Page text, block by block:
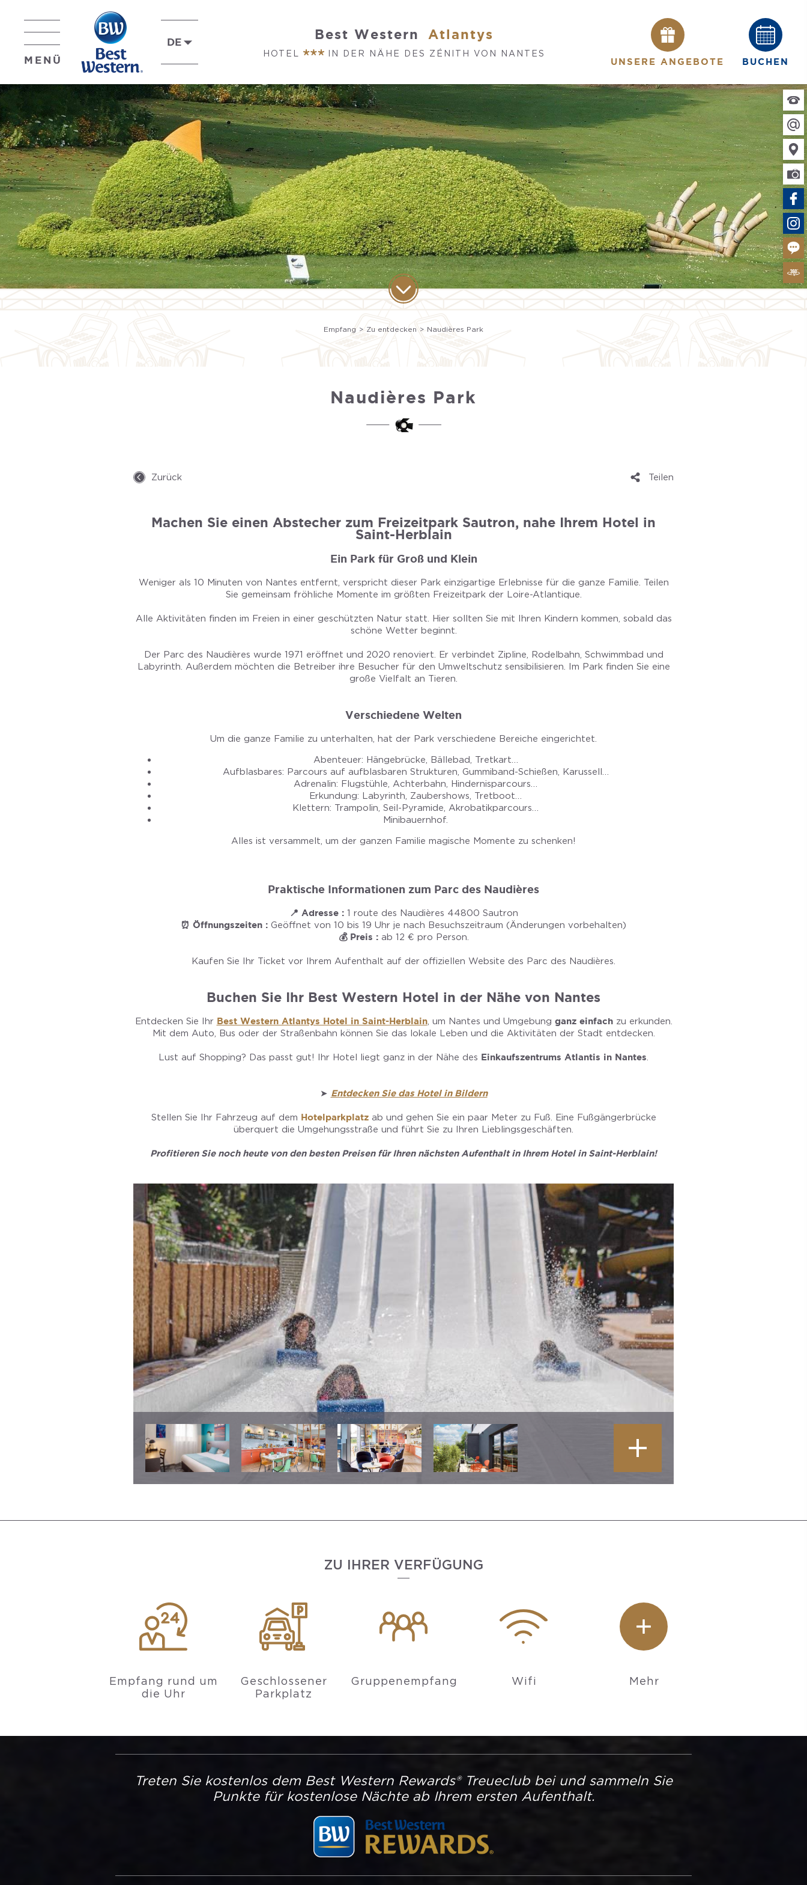
MENÜ
DE
Best Western Atlantys
HOTEL IN DER NÄHE DES ZÉNITH VON NANTES
UNSERE ANGEBOTE BUCHEN
Empfang Zu entdecken Naudières Park
Naudières Park
Zurück Teilen
Machen Sie einen Abstecher zum Freizeitpark Sautron, nahe Ihrem Hotel in
Saint-Herblain
Ein Park für Groß und Klein
Weniger als 10 Minuten von Nantes entfernt, verspricht dieser Park einzigartige Erlebnisse für die ganze Familie. Teilen
Sie gemeinsam fröhliche Momente im größten Freizeitpark der Loire-Atlantique.
Alle Aktivitäten finden im Freien in einer geschützten Natur statt. Hier sollten Sie mit Ihren Kindern kommen, sobald das
schöne Wetter beginnt.
Der Parc des Naudières wurde 1971 eröffnet und 2020 renoviert. Er verbindet Zipline, Rodelbahn, Schwimmbad und
Labyrinth. Außerdem möchten die Betreiber ihre Besucher für den Umweltschutz sensibilisieren. Im Park finden Sie eine
große Vielfalt an Tieren.
Verschiedene Welten
Um die ganze Familie zu unterhalten, hat der Park verschiedene Bereiche eingerichtet.
Abenteuer: Hängebrücke, Bällebad, Tretkart…
Aufblasbares: Parcours auf aufblasbaren Strukturen, Gummiband-Schießen, Karussell…
Adrenalin: Flugstühle, Achterbahn, Hindernisparcours…
Erkundung: Labyrinth, Zaubershows, Tretboot…
Klettern: Trampolin, Seil-Pyramide, Akrobatikparcours…
Minibauernhof.
Alles ist versammelt, um der ganzen Familie magische Momente zu schenken!
Praktische Informationen zum Parc des Naudières
📍 Adresse :1 route des Naudières 44800 Sautron
⏰ Öffnungszeiten : Geöffnet von 10 bis 19 Uhr je nach Besuchszeitraum (Änderungen vorbehalten)
💰 Preis :ab 12 € pro Person.
Kaufen Sie Ihr Ticket vor Ihrem Aufenthalt auf der offiziellen Website des Parc des Naudières.
Buchen Sie Ihr Best Western Hotel in der Nähe von Nantes
Entdecken Sie Ihr Best Western Atlantys Hotel in Saint-Herblain, um Nantes und Umgebung ganz einfachzu erkunden.
Mit dem Auto, Bus oder der Straßenbahn können Sie das lokale Leben und die Aktivitäten der Stadt entdecken.
Lust auf Shopping? Das passt gut! Ihr Hotel liegt ganz in der Nähe des Einkaufszentrums Atlantis in Nantes.
➤ Entdecken Sie das Hotel in Bildern
Stellen Sie Ihr Fahrzeug auf dem Hotelparkplatzab und gehen Sie ein paar Meter zu Fuß. Eine Fußgängerbrücke
überquert die Umgehungsstraße und führt Sie zu Ihren Lieblingsgeschäften.
Profitieren Sie noch heute von den besten Preisen für Ihren nächsten Aufenthalt in Ihrem Hotel in Saint-Herblain!
ZU IHRER VERFÜGUNG
Empfang rund um
die Uhr
Geschlossener
Parkplatz
Gruppenempfang Wifi Mehr
Treten Sie kostenlos dem Best Western Rewards® Treueclub bei und sammeln Sie
Punkte für kostenlose Nächte ab Ihrem ersten Aufenthalt.